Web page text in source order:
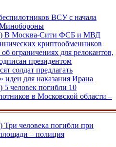
ВСУ с начала
В Москва-Сити ФСБ и МВД
криптообменников
ограничениях для релокантов,
президентом
солдат предлагать
идеи для наказания Ирана
5 человек погибли 10
в Московской области –
Три человека погибли при
– полиция